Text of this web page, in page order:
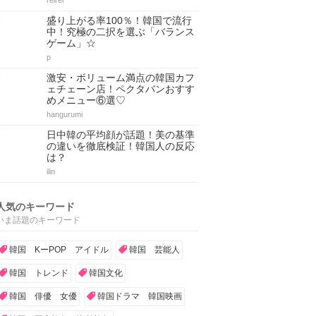
盛り上がる率100％！韓国で流行
中！究極の二択を選ぶ「バランス
ゲーム」☆
p
激安・ボリューム満点の韓国カフ
ェチェーン店！ペクタバンおすす
めメニュー⑥選♡
hangurumi
日中韓の平均顔が話題！美の基準
の違いを徹底検証！韓国人の反応
は？
ilin
気のキーワード
ま話題のキーワード
韓国 KーPOP アイドル 韓国 芸能人
韓国 トレンド 韓国文化
韓国 俳優 女優 韓国ドラマ 韓国映画